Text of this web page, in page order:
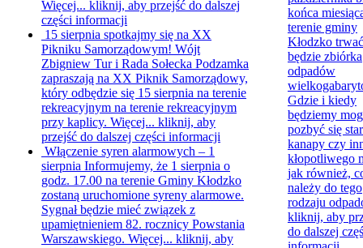
Więcej... kliknij, aby przejść do dalszej
części informacji
15 sierpnia spotkajmy się na XX
Pikniku Samorządowym! Wójt
Zbigniew Tur i Rada Sołecka Podzamka
zapraszają na XX Piknik Samorządowy,
który odbędzie się 15 sierpnia na terenie
rekreacyjnym na terenie rekreacyjnym
przy kaplicy. Więcej... kliknij, aby
przejść do dalszej części informacji
Włączenie syren alarmowych – 1
sierpnia Informujemy, że 1 sierpnia o
godz. 17.00 na terenie Gminy Kłodzko
zostaną uruchomione syreny alarmowe.
Sygnał będzie mieć związek z
upamiętnieniem 82. rocznicy Powstania
Warszawskiego. Więcej... kliknij, aby
końca
terenie gminy
Kłodzko trwać
będzie zbiórka
odpadów
Gdzie i kiedy
będziemy
pozbyć się
kanapy czy
kłopotliwego
jak również,
należy do tego
rodzaju
kliknij, aby
do dalszej